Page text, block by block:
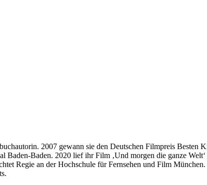
2007 gewann sie den Deutschen Filmpreis Besten
Baden-Baden. 2020 lief ihr Film ‚Und morgen die ganze
Regie an der Hochschule für Fernsehen und Film